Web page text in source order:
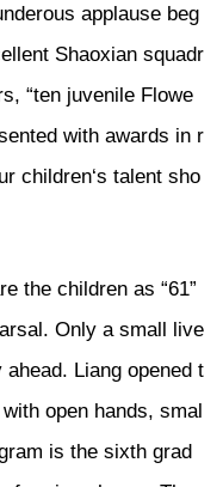
applause beg
Shaoxian squadr
“ten juvenile Flowe
with awards in r
children‘s talent sho
the children as “61”
Only a small live
Liang opened t
open hands, smal
is the sixth grad